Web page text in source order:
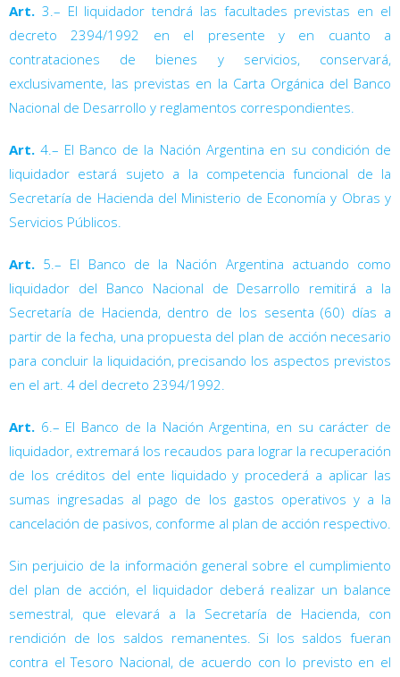
Art. 3.– El liquidador tendrá las facultades previstas en el
decreto 2394/1992 en el presente y en cuanto a
contrataciones de bienes y servicios, conservará,
exclusivamente, las previstas en la Carta Orgánica del Banco
Nacional de Desarrollo y reglamentos correspondientes.
Art.4.– El Banco de la Nación Argentina en su condición de
liquidador estará sujeto a la competencia funcional de la
Secretaría de Hacienda del Ministerio de Economía y Obras y
Servicios Públicos.
Art. 5.– El Banco de la Nación Argentina actuando como
liquidador del Banco Nacional de Desarrollo remitirá a la
Secretaría de Hacienda, dentro de los sesenta (60) días a
partir de la fecha, una propuesta del plan de acción necesario
para concluir la liquidación, precisando los aspectos previstos
en el art. 4 del decreto 2394/1992.
Art. 6.– El Banco de la Nación Argentina, en su carácter de
liquidador, extremará los recaudos para lograr la recuperación
de los créditos del ente liquidado y procederá a aplicar las
sumas ingresadas al pago de los gastos operativos y a la
cancelación de pasivos, conforme al plan de acción respectivo.
Sin perjuicio de la información general sobre el cumplimiento
del plan de acción, el liquidador deberá realizar un balance
semestral, que elevará a la Secretaría de Hacienda, con
rendición de los saldos remanentes. Si los saldos fueran
contra el Tesoro Nacional, de acuerdo con lo previsto en el